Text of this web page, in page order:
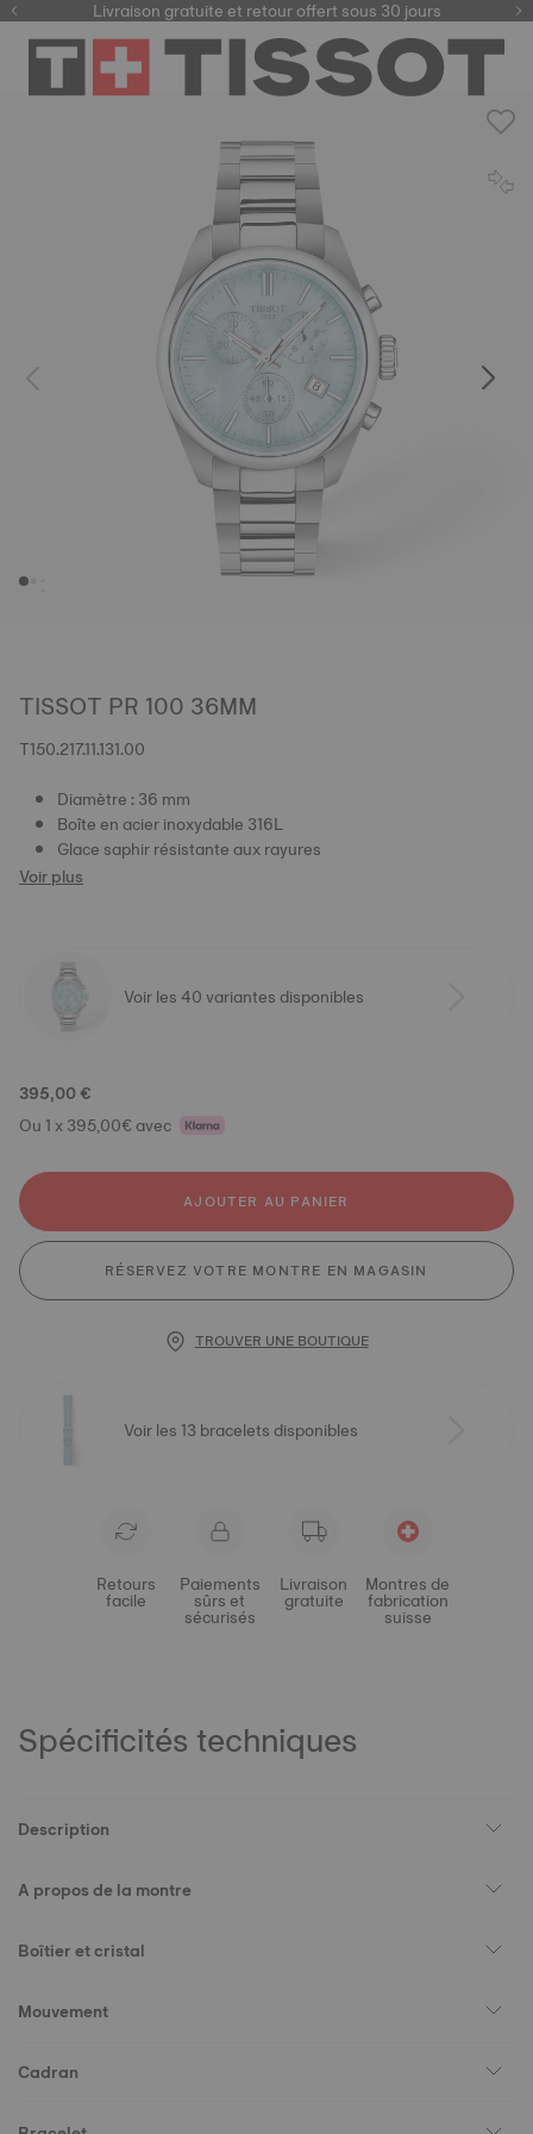
Livraison gratuite et retour offert sous 30 jours
TISSOT PR 100 36MM
T150.217.11.131.00
Diamètre : 36 mm
Boîte en acier inoxydable 316L
Glace saphir résistante aux rayures
Voir plus
Voir les 40 variantes disponibles
395,00 €
Ou 1 x 395,00€ avec
AJOUTER AU PANIER
RÉSERVEZ VOTRE MONTRE EN MAGASIN
TROUVER UNE BOUTIQUE
Voir les 13 bracelets disponibles
Retours
facile
Paiements
sûrs et
sécurisés
Livraison
gratuite
Montres de
fabrication
suisse
Spécificités techniques
Description
A propos de la montre
Boîtier et cristal
Mouvement
Cadran